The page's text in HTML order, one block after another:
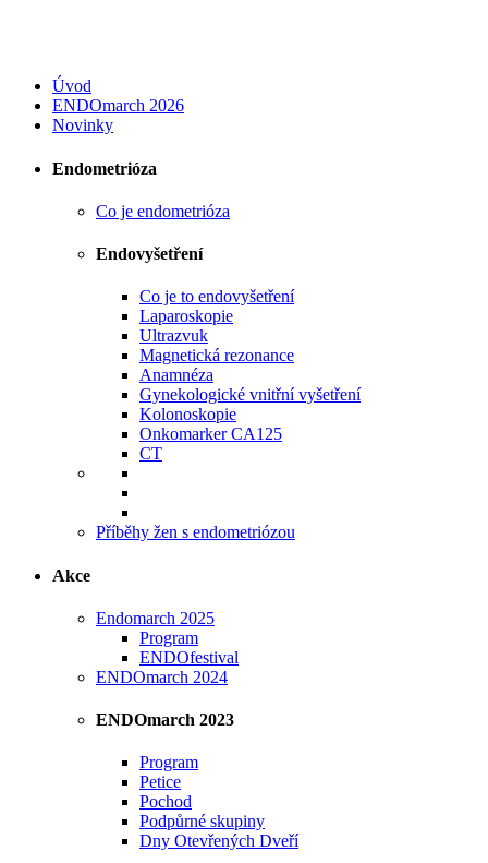
Úvod
ENDOmarch 2026
Novinky
Endometrióza
Co je endometrióza
Endovyšetření
Co je to endovyšetření
Laparoskopie
Ultrazvuk
Magnetická rezonance
Anamnéza
Gynekologické vnitřní vyšetření
Kolonoskopie
Onkomarker CA125
CT
Příběhy žen s endometriózou
Akce
Endomarch 2025
Program
ENDOfestival
ENDOmarch 2024
ENDOmarch 2023
Program
Petice
Pochod
Podpůrné skupiny
Dny Otevřených Dveří